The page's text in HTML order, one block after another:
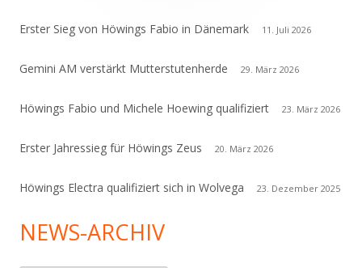
Erster Sieg von Höwings Fabio in Dänemark 11. Juli 2026
Gemini AM verstärkt Mutterstutenherde 29. März 2026
Höwings Fabio und Michele Hoewing qualifiziert 23. März 2026
Erster Jahressieg für Höwings Zeus 20. März 2026
Höwings Electra qualifiziert sich in Wolvega 23. Dezember 2025
NEWS-ARCHIV